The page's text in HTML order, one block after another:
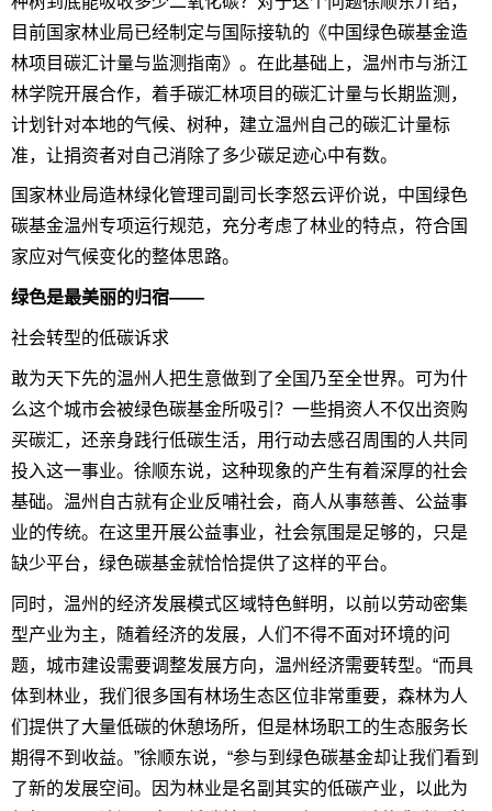
目前国家林业局已经制定与国际接轨的《中国绿色碳基金造
林项目碳汇计量与监测指南》。在此基础上，温州市与浙江
林学院开展合作，着手碳汇林项目的碳汇计量与长期监测，
计划针对本地的气候、树种，建立温州自己的碳汇计量标
准，让捐资者对自己消除了多少碳足迹心中有数。
国家林业局造林绿化管理司副司长李怒云评价说，中国绿色
碳基金温州专项运行规范，充分考虑了林业的特点，符合国
家应对气候变化的整体思路。
绿色是最美丽的归宿——
社会转型的低碳诉求
敢为天下先的温州人把生意做到了全国乃至全世界。可为什
么这个城市会被绿色碳基金所吸引？一些捐资人不仅出资购
买碳汇，还亲身践行低碳生活，用行动去感召周围的人共同
投入这一事业。徐顺东说，这种现象的产生有着深厚的社会
基础。温州自古就有企业反哺社会，商人从事慈善、公益事
业的传统。在这里开展公益事业，社会氛围是足够的，只是
缺少平台，绿色碳基金就恰恰提供了这样的平台。
同时，温州的经济发展模式区域特色鲜明，以前以劳动密集
型产业为主，随着经济的发展，人们不得不面对环境的问
题，城市建设需要调整发展方向，温州经济需要转型。“而具
体到林业，我们很多国有林场生态区位非常重要，森林为人
们提供了大量低碳的休憩场所，但是林场职工的生态服务长
期得不到收益。”徐顺东说，“参与到绿色碳基金却让我们看到
了新的发展空间。因为林业是名副其实的低碳产业，以此为